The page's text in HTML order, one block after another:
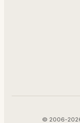
© 2006-